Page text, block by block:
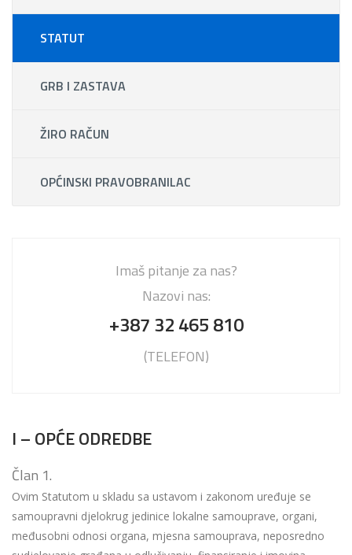
STATUT
GRB I ZASTAVA
ŽIRO RAČUN
OPĆINSKI PRAVOBRANILAC
Imaš pitanje za nas?
Nazovi nas:
+387 32 465 810
(TELEFON)
I – OPĆE ODREDBE
Član 1.
Ovim Statutom u skladu sa ustavom i zakonom uređuje se
samoupravni djelokrug jedinice lokalne samouprave, organi,
međusobni odnosi organa, mjesna samouprava, neposredno